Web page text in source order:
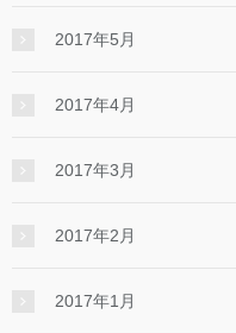
2017年5月
2017年4月
2017年3月
2017年2月
2017年1月